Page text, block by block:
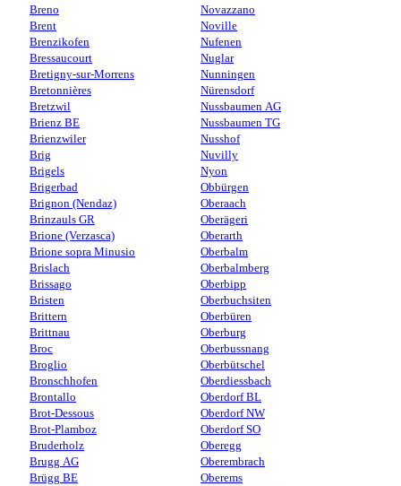
Breno
Brent
Brenzikofen
Bressaucourt
Bretigny-sur-Morrens
Bretonnières
Bretzwil
Brienz BE
Brienzwiler
Brig
Brigels
Brigerbad
Brignon (Nendaz)
Brinzauls GR
Brione (Verzasca)
Brione sopra Minusio
Brislach
Brissago
Bristen
Brittern
Brittnau
Broc
Broglio
Bronschhofen
Brontallo
Brot-Dessous
Brot-Plamboz
Bruderholz
Brugg AG
Brügg BE
Novazzano
Noville
Nufenen
Nuglar
Nunningen
Nürensdorf
Nussbaumen AG
Nussbaumen TG
Nusshof
Nuvilly
Nyon
Obbürgen
Oberaach
Oberägeri
Oberarth
Oberbalm
Oberbalmberg
Oberbipp
Oberbuchsiten
Oberbüren
Oberburg
Oberbussnang
Oberbütschel
Oberdiessbach
Oberdorf BL
Oberdorf NW
Oberdorf SO
Oberegg
Oberembrach
Oberems